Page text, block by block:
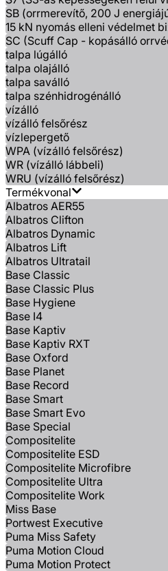
SB (orrmerevítő, 200 J
15 kN nyomás elleni védelmet
SC (Scuff Cap - kopásálló
talpa lúgálló
talpa olajálló
talpa saválló
talpa szénhidrogénálló
vízálló
vízálló felsőrész
vízlepergető
WPA (vízálló felsőrész)
WR (vízálló lábbeli)
WRU (vízálló felsőrész)
Termékvonal
Albatros AER55
Albatros Clifton
Albatros Dynamic
Albatros Lift
Albatros Ultratail
Base Classic
Base Classic Plus
Base Hygiene
Base I4
Base Kaptiv
Base Kaptiv RXT
Base Oxford
Base Planet
Base Record
Base Smart
Base Smart Evo
Base Special
Compositelite
Compositelite ESD
Compositelite Microfibre
Compositelite Ultra
Compositelite Work
Miss Base
Portwest Executive
Puma Miss Safety
Puma Motion Cloud
Puma Motion Protect